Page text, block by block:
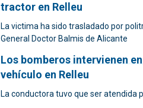
tractor en Relleu
La victima ha sido trasladado por
General Doctor Balmis de Alicante
Los bomberos intervienen
vehículo en Relleu
La conductora tuvo que ser atendida